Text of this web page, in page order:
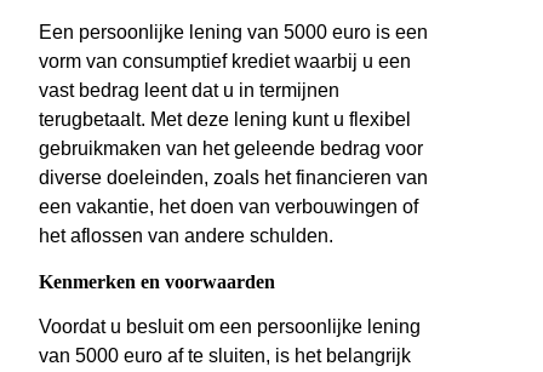
Een persoonlijke lening van 5000 euro is een
vorm van consumptief krediet waarbij u een
vast bedrag leent dat u in termijnen
terugbetaalt. Met deze lening kunt u flexibel
gebruikmaken van het geleende bedrag voor
diverse doeleinden, zoals het financieren van
een vakantie, het doen van verbouwingen of
het aflossen van andere schulden.
Kenmerken en voorwaarden
Voordat u besluit om een persoonlijke lening
van 5000 euro af te sluiten, is het belangrijk